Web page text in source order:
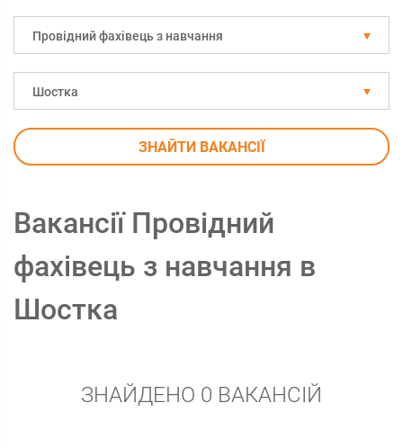
Провідний фахівець з навчання
Шостка
ЗНАЙТИ ВАКАНСІЇ
Вакансії Провідний
фахівець з навчання в
Шостка
ЗНАЙДЕНО 0 ВАКАНСІЙ